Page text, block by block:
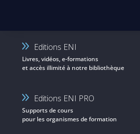
Editions ENI
Livres, vidéos, e-formations
et accès illimité à notre bibliothèque
Editions ENI PRO
Supports de cours
pour les organismes de formation